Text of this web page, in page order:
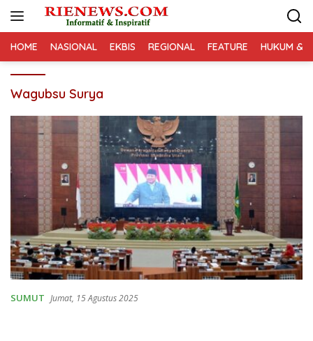
HOME NASIONAL EKBIS REGIONAL FEATURE HUKUM &
Wagubsu Surya
SUMUT Jumat, 15 Agustus 2025